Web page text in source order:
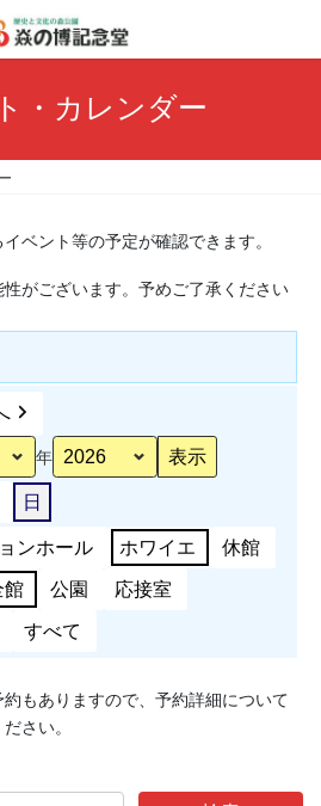
・カレンダー
ベント等の予定が確認できます。
がございます。予めご了承ください
年
日
ンホール ホワイエ 休館
館 公園 応接室
すべて
もありますので、予約詳細について
さい。